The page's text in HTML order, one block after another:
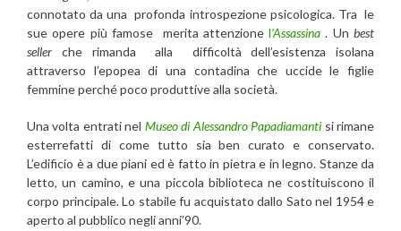
connotato da una profonda introspezione psicologica. Tra le
sue opere più famose merita attenzionel’Assassina . Unbest
seller che rimanda alla difficoltà dell’esistenza isolana
attraverso l’epopea di una contadina che uccide le figlie
femmine perché poco produttive alla società.
Una volta entrati nel Museo di Alessandro Papadiamanti si rimane
esterrefatti di come tutto sia ben curato e conservato.
L’edificio è a due piani ed è fatto in pietra e in legno. Stanze da
letto, un camino, e una piccola biblioteca ne costituiscono il
corpo principale. Lo stabile fu acquistato dallo Sato nel 1954 e
aperto al pubblico negli anni’90.